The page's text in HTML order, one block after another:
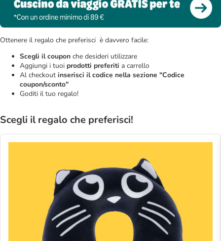
Ottenere il regalo che preferisci è davvero facile:
Scegli il coupon che desideri utilizzare
Aggiungi i tuoi prodotti preferiti a carrello
Al checkout inserisci il codice nella sezione "Codice
coupon/sconto"
Goditi il tuo regalo!
Scegli il regalo che preferisci!